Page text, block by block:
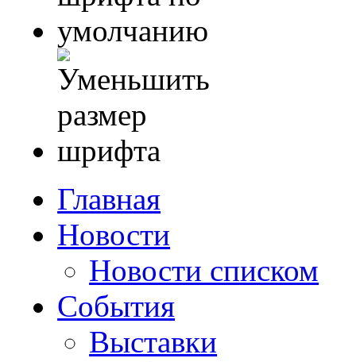
Главная
Новости
Новости списком
События
Выставки